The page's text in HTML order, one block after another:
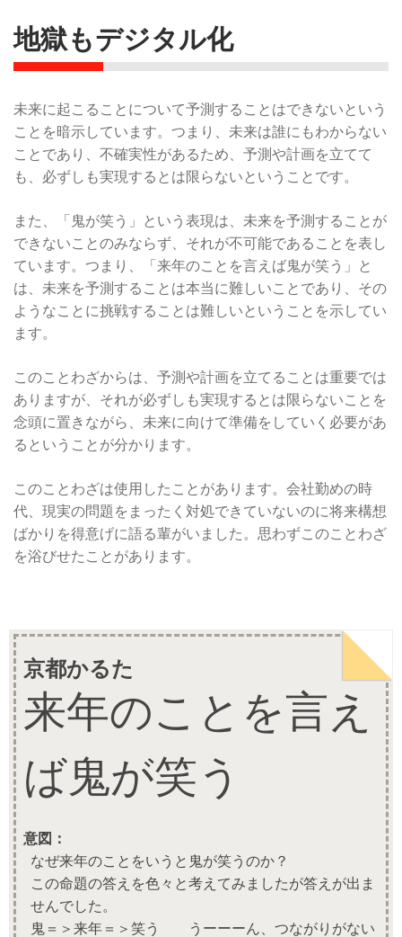
地獄もデジタル化
未来に起こることについて予測することはできないという
ことを暗示しています。つまり、未来は誰にもわからない
ことであり、不確実性があるため、予測や計画を立てて
も、必ずしも実現するとは限らないということです。
また、「鬼が笑う」という表現は、未来を予測することが
できないことのみならず、それが不可能であることを表し
ています。つまり、「来年のことを言えば鬼が笑う」と
は、未来を予測することは本当に難しいことであり、その
ようなことに挑戦することは難しいということを示してい
ます。
このことわざからは、予測や計画を立てることは重要では
ありますが、それが必ずしも実現するとは限らないことを
念頭に置きながら、未来に向けて準備をしていく必要があ
るということが分かります。
このことわざは使用したことがあります。会社勤めの時
代、現実の問題をまったく対処できていないのに将来構想
ばかりを得意げに語る輩がいました。思わずこのことわざ
を浴びせたことがあります。
京都かるた
来年のことを言え
ば鬼が笑う
意図：
なぜ来年のことをいうと鬼が笑うのか？
この命題の答えを色々と考えてみましたが答えが出ま
せんでした。
鬼＝＞来年＝＞笑う うーーーん、つながりがない